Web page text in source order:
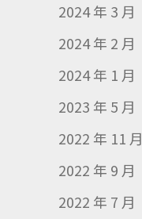
2024 年 3 月
2024 年 2 月
2024 年 1 月
2023 年 5 月
2022 年 11 月
2022 年 9 月
2022 年 7 月